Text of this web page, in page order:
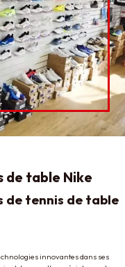
de table Nike
de tennis de table
innovantes dans ses